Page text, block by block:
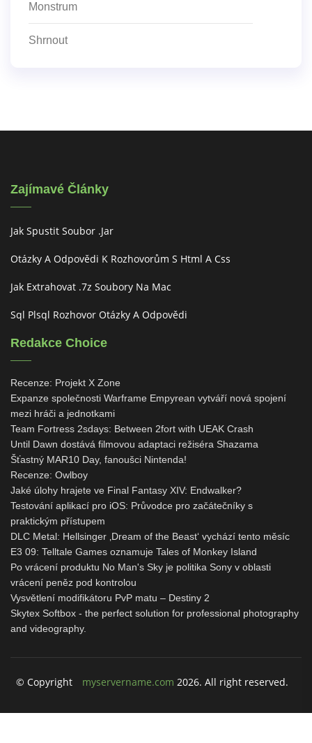
Monstrum
Shrnout
Zajímavé Články
Jak Spustit Soubor .jar
Otázky A Odpovědi K Rozhovorům S Html A Css
Jak Extrahovat .7z Soubory Na Mac
Sql Plsql Rozhovor Otázky A Odpovědi
Redakce Choice
Recenze: Projekt X Zone
Expanze společnosti Warframe Empyrean vytváří nová spojení
mezi hráči a jednotkami
Team Fortress 2sdays: Between 2fort with UEAK Crash
Until Dawn dostává filmovou adaptaci režiséra Shazama
Šťastný MAR10 Day, fanoušci Nintenda!
Recenze: Owlboy
Jaké úlohy hrajete ve Final Fantasy XIV: Endwalker?
Testování aplikací pro iOS: Průvodce pro začátečníky s
praktickým přístupem
DLC Metal: Hellsinger ‚Dream of the Beast‘ vychází tento měsíc
E3 09: Telltale Games oznamuje Tales of Monkey Island
Po vrácení produktu No Man's Sky je politika Sony v oblasti
vrácení peněz pod kontrolou
Vysvětlení modifikátoru PvP matu – Destiny 2
Skytex Softbox - the perfect solution for professional photography
and videography.
© Copyright myservername.com 2026. All right reserved.